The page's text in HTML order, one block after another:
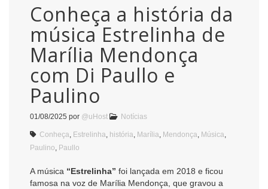
Conheça a história da
música Estrelinha de
Marília Mendonça
com Di Paullo e
Paulino
01/08/2025 por @uHost Notícias
Conheça Estrelinha história Marília Mendonça Música
Paulino Paullo
A música “Estrelinha” foi lançada em 2018 e ficou
famosa na voz de Marília Mendonça, que gravou a